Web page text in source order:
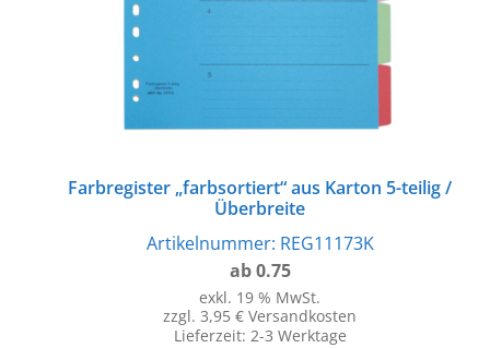
Farbregister „farbsortiert“ aus Karton 5-teilig /
Überbreite
Artikelnummer: REG11173K
ab 0.75
exkl. 19 % MwSt.
zzgl. 3,95 € Versandkosten
Lieferzeit: 2-3 Werktage